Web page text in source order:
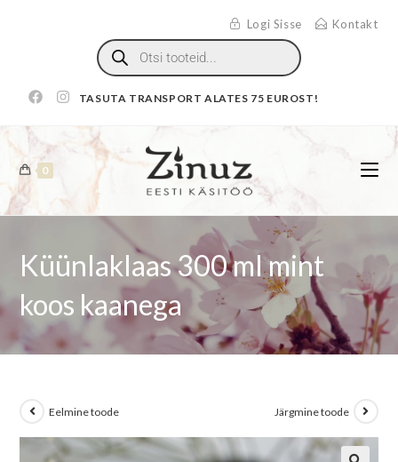
Logi Sisse Kontakt
TASUTA TRANSPORT ALATES 75 EUROST!
0
Küünlaklaas 300 ml mint
koos kaanega
Eelmine toode Järgmine toode